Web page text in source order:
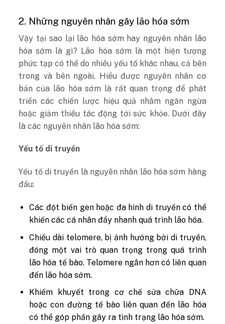
2. Những nguyên nhân gây lão hóa sớm
Vậy tại sao lại lão hóa sớm hay nguyên nhân lão
hóa sớm là gì? Lão hóa sớm là một hiện tượng
phức tạp có thể do nhiều yếu tố khác nhau, cả bên
trong và bên ngoài. Hiểu được nguyên nhân cơ
bản của lão hóa sớm là rất quan trọng để phát
triển các chiến lược hiệu quả nhằm ngăn ngừa
hoặc giảm thiểu tác động tới sức khỏe. Dưới đây
là các nguyên nhân lão hóa sớm:
Yếu tố di truyền
Yếu tố di truyền là nguyên nhân lão hóa sớm hàng
đầu:
Các đột biến gen hoặc đa hình di truyền có thể
khiến các cá nhân đẩy nhanh quá trình lão hóa.
Chiều dài telomere, bị ảnh hưởng bởi di truyền,
đóng một vai trò quan trọng trong quá trình
lão hóa tế bào. Telomere ngắn hơn có liên quan
đến lão hóa sớm.
Khiếm khuyết trong cơ chế sửa chữa DNA
hoặc con đường tế bào liên quan đến lão hóa
có thể góp phần gây ra tình trạng lão hóa sớm.